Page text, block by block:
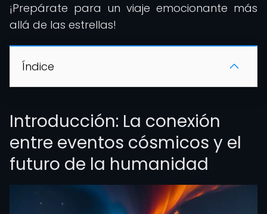
¡Prepárate para un viaje emocionante más
allá de las estrellas!
Índice
Introducción: La conexión
entre eventos cósmicos y el
futuro de la humanidad